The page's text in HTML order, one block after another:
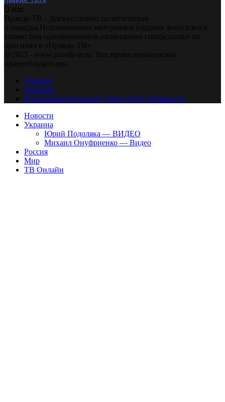
О нас
Правда-ТВ - Дискуссионно политическая
площадка.Использование материалов издания допускается
только при одновременном размещении гиперссылки на
оригинал в «Правда-ТВ»
@2023 - www.pravda-tv.ru. Все права принадлежат
правообладателям.
Главная
Авторам
Владельцам авторских прав. Ответственности.
Новости
Украина
Юрий Подоляка — ВИДЕО
Михаил Онуфриенко — Видео
Россия
Мир
ТВ Онлайн